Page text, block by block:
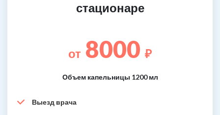
стационаре
от 8000 ₽
Объем капельницы 1200 мл
Выезд врача